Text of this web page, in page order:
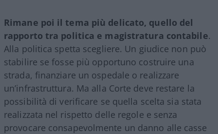
Rimane poi il tema più delicato, quello del
rapporto tra politica e magistratura contabile.
Alla politica spetta scegliere. Un giudice non può
stabilire se fosse più opportuno costruire una
strada, finanziare un ospedale o realizzare
un’infrastruttura. Ma alla Corte deve restare la
possibilità di verificare se quella scelta sia stata
realizzata nel rispetto delle regole e senza
provocare consapevolmente un danno alle casse